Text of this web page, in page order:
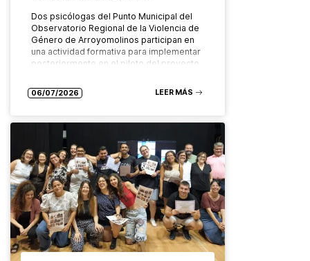
Dos psicólogas del Punto Municipal del
Observatorio Regional de la Violencia de
Género de Arroyomolinos participan en
una actividad formativa para implementar
posteriormente en el piloto del proyecto
06/07/2026 LEER MÁS